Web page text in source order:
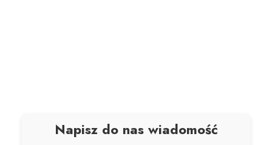
Napisz do nas wiadomość